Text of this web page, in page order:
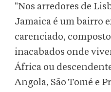
"Nos arredores de
Jamaica é um bairro
carenciado,
inacabados onde
África ou
Angola, São Tomé e